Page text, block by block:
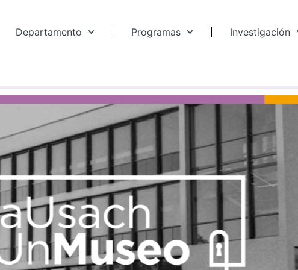
Departamento Programas Investigación